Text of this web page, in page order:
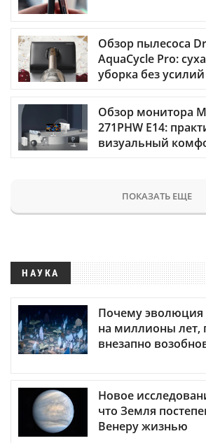
Обзор пылесоса
AquaCycle Pro:
уборка без усилий
Обзор монитора
271PHW E14:
визуальный
ПОКАЗАТЬ ЕЩЕ
НАУКА
Почему эволюция
на миллионы лет,
внезапно
Новое
что Земля
Венеру жизнью